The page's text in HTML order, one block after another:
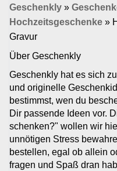
Geschenkly »
Hochzeitsgeschenke »
Gravur
Über Geschenkly
Geschenkly hat es sich
und originelle
bestimmst, wen du
Dir passende Ideen vor.
schenken?" wollen wir
unnötigen Stress
bestellen, egal ob allein
fragen und Spaß dran